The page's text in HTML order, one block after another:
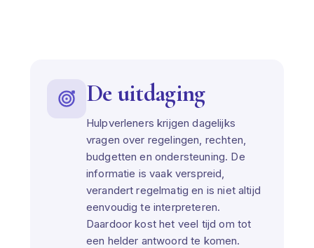
De uitdaging
Hulpverleners krijgen dagelijks
vragen over regelingen, rechten,
budgetten en ondersteuning. De
informatie is vaak verspreid,
verandert regelmatig en is niet altijd
eenvoudig te interpreteren.
Daardoor kost het veel tijd om tot
een helder antwoord te komen.